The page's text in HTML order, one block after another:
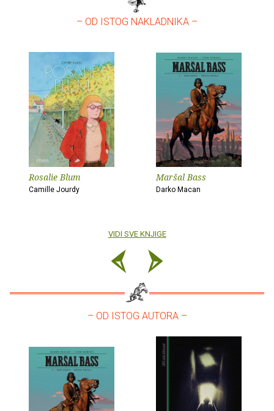
– OD ISTOG NAKLADNIKA –
Rosalie Blum
Camille Jourdy
Maršal Bass
Darko Macan
VIDI SVE KNJIGE
– OD ISTOG AUTORA –